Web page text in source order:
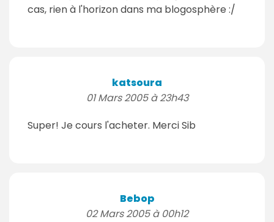
cas, rien à l'horizon dans ma blogosphère :/
katsoura
01 Mars 2005 à 23h43
Super! Je cours l'acheter. Merci Sib
Bebop
02 Mars 2005 à 00h12